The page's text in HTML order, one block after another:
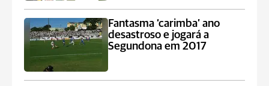
Fantasma ‘carimba’ ano
desastroso e jogará a
Segundona em 2017